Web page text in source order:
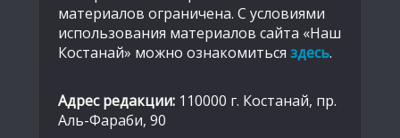
материалов ограничена. С условиями
использования материалов сайта «Наш
Костанай» можно ознакомиться здесь.
Адрес редакции: 110000 г. Костанай, пр.
Аль-Фараби, 90